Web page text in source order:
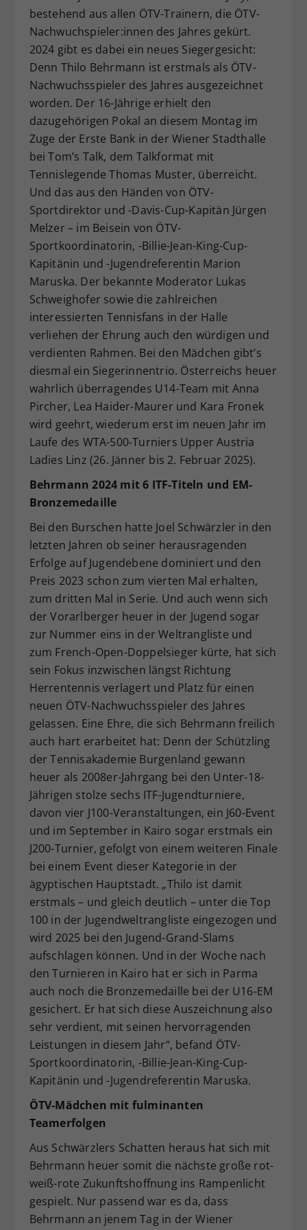
bestehend aus allen ÖTV-Trainern, die ÖTV-
Nachwuchspieler:innen des Jahres gekürt.
2024 gibt es dabei ein neues Siegergesicht:
Denn Thilo Behrmann ist erstmals als ÖTV-
Nachwuchsspieler des Jahres ausgezeichnet
worden. Der 16-Jährige erhielt den
dazugehörigen Pokal an diesem Montag im
Zuge der Erste Bank in der Wiener Stadthalle
bei Tom’s Talk, dem Talkformat mit
Tennislegende Thomas Muster, überreicht.
Und das aus den Händen von ÖTV-
Sportdirektor und -Davis-Cup-Kapitän Jürgen
Melzer – im Beisein von ÖTV-
Sportkoordinatorin, -Billie-Jean-King-Cup-
Kapitänin und -Jugendreferentin Marion
Maruska. Der bekannte Moderator Lukas
Schweighofer sowie die zahlreichen
interessierten Tennisfans in der Halle
verliehen der Ehrung auch den würdigen und
verdienten Rahmen. Bei den Mädchen gibt’s
diesmal ein Siegerinnentrio. Österreichs heuer
wahrlich überragendes U14-Team mit Anna
Pircher, Lea Haider-Maurer und Kara Fronek
wird geehrt, wiederum erst im neuen Jahr im
Laufe des WTA-500-Turniers Upper Austria
Ladies Linz (26. Jänner bis 2. Februar 2025).
Behrmann 2024 mit 6 ITF-Titeln und EM-
Bronzemedaille
Bei den Burschen hatte Joel Schwärzler in den
letzten Jahren ob seiner herausragenden
Erfolge auf Jugendebene dominiert und den
Preis 2023 schon zum vierten Mal erhalten,
zum dritten Mal in Serie. Und auch wenn sich
der Vorarlberger heuer in der Jugend sogar
zur Nummer eins in der Weltrangliste und
zum French-Open-Doppelsieger kürte, hat sich
sein Fokus inzwischen längst Richtung
Herrentennis verlagert und Platz für einen
neuen ÖTV-Nachwuchsspieler des Jahres
gelassen. Eine Ehre, die sich Behrmann freilich
auch hart erarbeitet hat: Denn der Schützling
der Tennisakademie Burgenland gewann
heuer als 2008er-Jahrgang bei den Unter-18-
Jährigen stolze sechs ITF-Jugendturniere,
davon vier J100-Veranstaltungen, ein J60-Event
und im September in Kairo sogar erstmals ein
J200-Turnier, gefolgt von einem weiteren Finale
bei einem Event dieser Kategorie in der
ägyptischen Hauptstadt. „Thilo ist damit
erstmals – und gleich deutlich – unter die Top
100 in der Jugendweltrangliste eingezogen und
wird 2025 bei den Jugend-Grand-Slams
aufschlagen können. Und in der Woche nach
den Turnieren in Kairo hat er sich in Parma
auch noch die Bronzemedaille bei der U16-EM
gesichert. Er hat sich diese Auszeichnung also
sehr verdient, mit seinen hervorragenden
Leistungen in diesem Jahr“, befand ÖTV-
Sportkoordinatorin, -Billie-Jean-King-Cup-
Kapitänin und -Jugendreferentin Maruska.
ÖTV-Mädchen mit fulminanten
Teamerfolgen
Aus Schwärzlers Schatten heraus hat sich mit
Behrmann heuer somit die nächste große rot-
weiß-rote Zukunftshoffnung ins Rampenlicht
gespielt. Nur passend war es da, dass
Behrmann an jenem Tag in der Wiener
Zweck
Dieser Wert speichert Ihre Consent-
Einstellungen. Unter anderem eine
zufällig generierte ID, für die
historische Speicherung Ihrer
Webseiten-Betreiber dies eingestellt
hat.